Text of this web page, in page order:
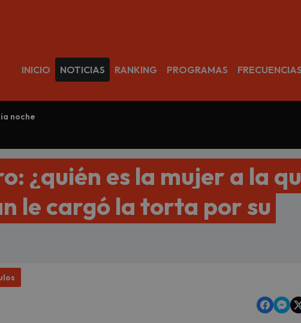
INICIO NOTICIAS RANKING PROGRAMAS
noche
¿quién es la mujer a la
le cargó la torta por su